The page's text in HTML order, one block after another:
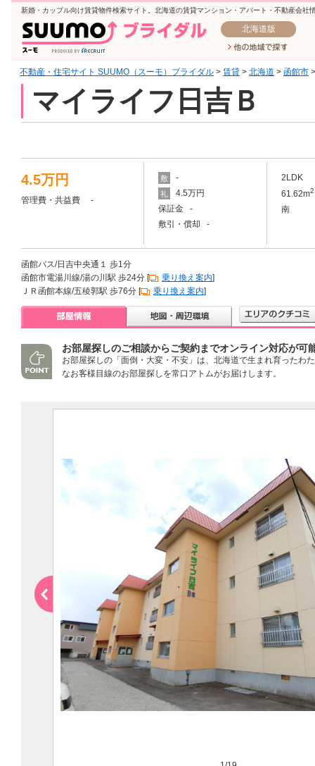
新婚・カップル向け賃貸物件検索サイト。北海道の賃貸マンション・アパート・不動産会社
北海道版
不動産・住宅サイト SUUMO（スーモ）ブライダル > 賃貸 > 北海道 > 函館市
マイライフ日吉Ｂ
4.5万円
管理費・共益費 -
敷 -
礼
4.5万円
保証金 -
敷引・償却 -
2LDK
61.62m2
南
函館バス/日吉中央通１ 歩1分
函館市電湯川線/湯の川駅 歩24分 [
乗り換え案内]
ＪＲ函館本線/五稜郭駅 歩76分 [
乗り換え案内]
お部屋探しのご相談からご契約までオンライン対応が可
お部屋探しの「面倒・大変・不安」は、北海道で生まれ育ったわ
なお客様目線のお部屋探しを常口アトムがお届けします。